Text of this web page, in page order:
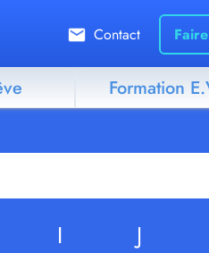
Contact
Formation
I J